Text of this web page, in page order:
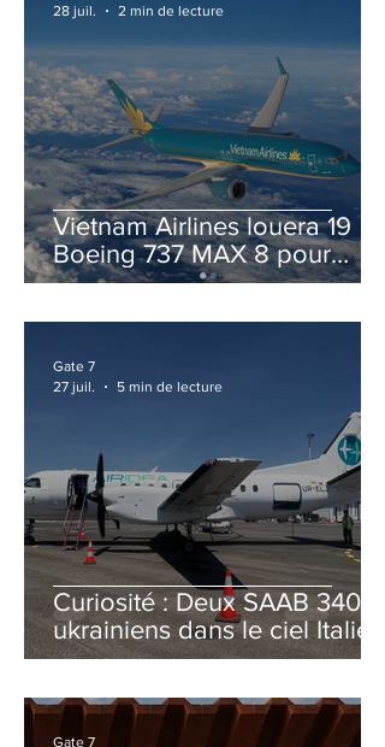
Vietnam Airlines louera 19
Boeing 737 MAX 8 pour
accélérer la modernisation
28 juil.
2 min de lecture
Curiosité : Deux SAAB 340B
ukrainiens dans le ciel Italien
cet été
Gate 7
27 juil.
5 min de lecture
Gate 7